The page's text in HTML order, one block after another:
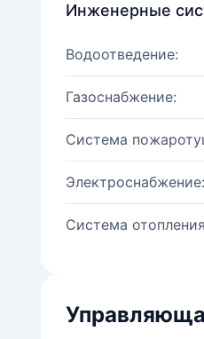
Инженерные
Водоотведение:
Газоснабжение:
Система
Электроснабжение:
Система